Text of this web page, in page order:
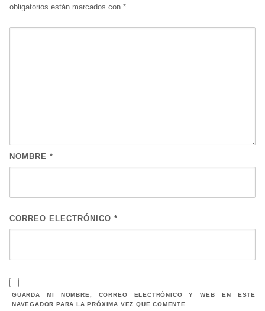
obligatorios están marcados con *
NOMBRE *
CORREO ELECTRÓNICO *
GUARDA MI NOMBRE, CORREO ELECTRÓNICO Y WEB EN ESTE
NAVEGADOR PARA LA PRÓXIMA VEZ QUE COMENTE.